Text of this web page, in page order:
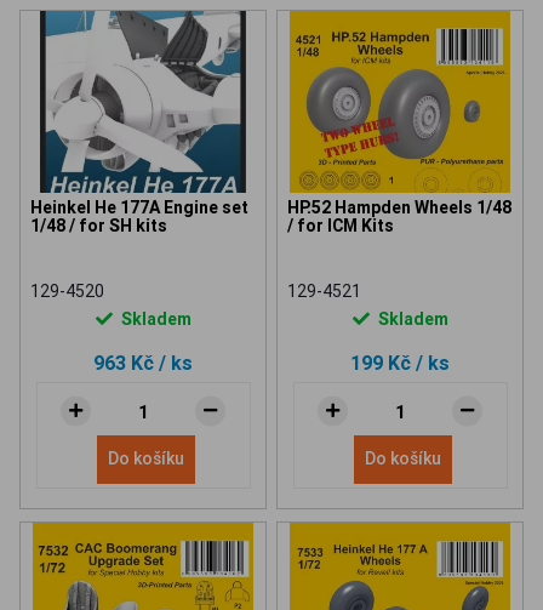
Heinkel He 177A Engine set
1/48 / for SH kits
129-4520
Skladem
963 Kč / ks
Do košíku
HP.52 Hampden Wheels 1/48
/ for ICM Kits
129-4521
Skladem
199 Kč / ks
Do košíku